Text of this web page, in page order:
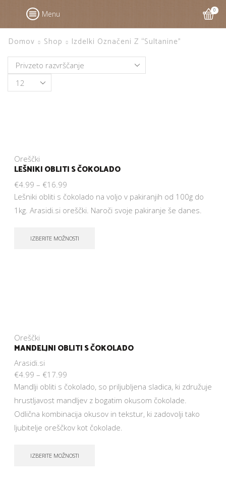
Menu 0
Domov Shop Izdelki Označeni Z “sultanine”
Products
per
Oreščki
LEŠNIKI OBLITI S ČOKOLADO
€4.99 – €16.99
Lešniki obliti s čokolado na voljo v pakiranjih od 100g do
1kg. Arasidi.si oreščki. Naroči svoje pakiranje še danes.
IZBERITE MOŽNOSTI
Oreščki
MANDELJNI OBLITI S ČOKOLADO
Arasidi.si
€4.99 – €17.99
Mandlji obliti s čokolado, so priljubljena sladica, ki združuje
hrustljavost mandljev z bogatim okusom čokolade.
Odlična kombinacija okusov in tekstur, ki zadovolji tako
ljubitelje oreščkov kot čokolade.
IZBERITE MOŽNOSTI